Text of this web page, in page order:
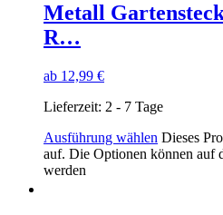
Metall
R…
ab 12,99 €
Lieferzeit: 2 - 7 Tage
Ausführung wählen Dieses
auf. Die Optionen können auf
werden